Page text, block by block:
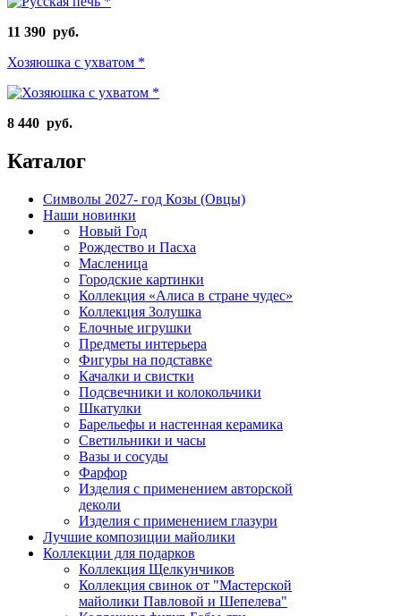
11 390 руб.
Хозяюшка с ухватом *
8 440 руб.
Каталог
Символы 2027- год Козы (Овцы)
Наши новинки
Новый Год
Рождество и Пасха
Масленица
Городские картинки
Коллекция «Алиса в стране чудес»
Коллекция Золушка
Елочные игрушки
Предметы интерьера
Фигуры на подставке
Качалки и свистки
Подсвечники и колокольчики
Шкатулки
Барельефы и настенная керамика
Светильники и часы
Вазы и сосуды
Фарфор
Изделия с применением авторской
деколи
Изделия с применением глазури
Лучшие композиции майолики
Коллекции для подарков
Коллекция Щелкунчиков
Коллекция свинок от "Мастерской
майолики Павловой и Шепелева"